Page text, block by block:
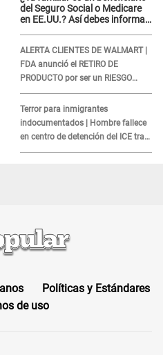
del Seguro Social o Medicare
en EE.UU.? Así debes informar
ALERTA CLIENTES DE WALMART |
FDA anunció el RETIRO DE
PRODUCTO por ser un RIESGO
MORTAL para consumidores: ¿Cuál
es?
Terror para inmigrantes
indocumentados | Hombre fallece
en centro de detención del ICE tras
sufrir una "emergencia médica"
Políticas y Estándares
de uso